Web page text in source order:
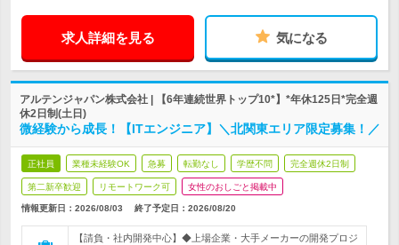
求人詳細を見る 気になる
アルテンジャパン株式会社 | 【6年連続世界トップ10*】*年休125日*完全週
休2日制(土日)
微経験から成長！【ITエンジニア】＼北関東エリア限定募集！／
正社員 業種未経験OK 急募 転勤なし 学歴不問 完全週休2日制
第二新卒歓迎 リモートワーク可 女性のおしごと掲載中
情報更新日：2026/08/03 終了予定日： 2026/08/20
【請負・社内開発中心】◆上場企業・大手メーカーの開発プロジ